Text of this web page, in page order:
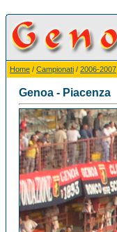
Home / Campionati / 2006-2007
Genoa - Piacenza